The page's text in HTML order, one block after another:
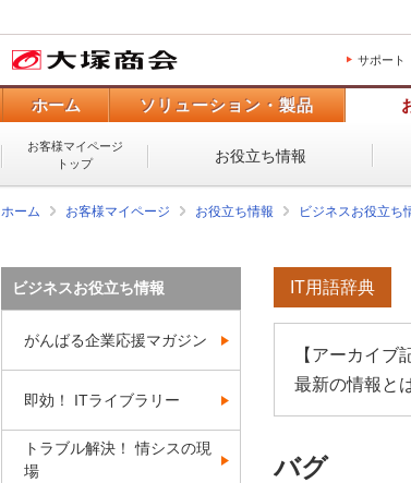
サポート
ホーム ソリューション・製品
お客様マイページ
トップ
お役立ち情報
ホーム お客様マイページ お役立ち情報 ビジネスお役立ち
IT用語辞典
【アーカイブ
最新の情報と
バグ
ビジネスお役立ち情報
がんばる企業応援マガジン
即効！ ITライブラリー
トラブル解決！ 情シスの現
場